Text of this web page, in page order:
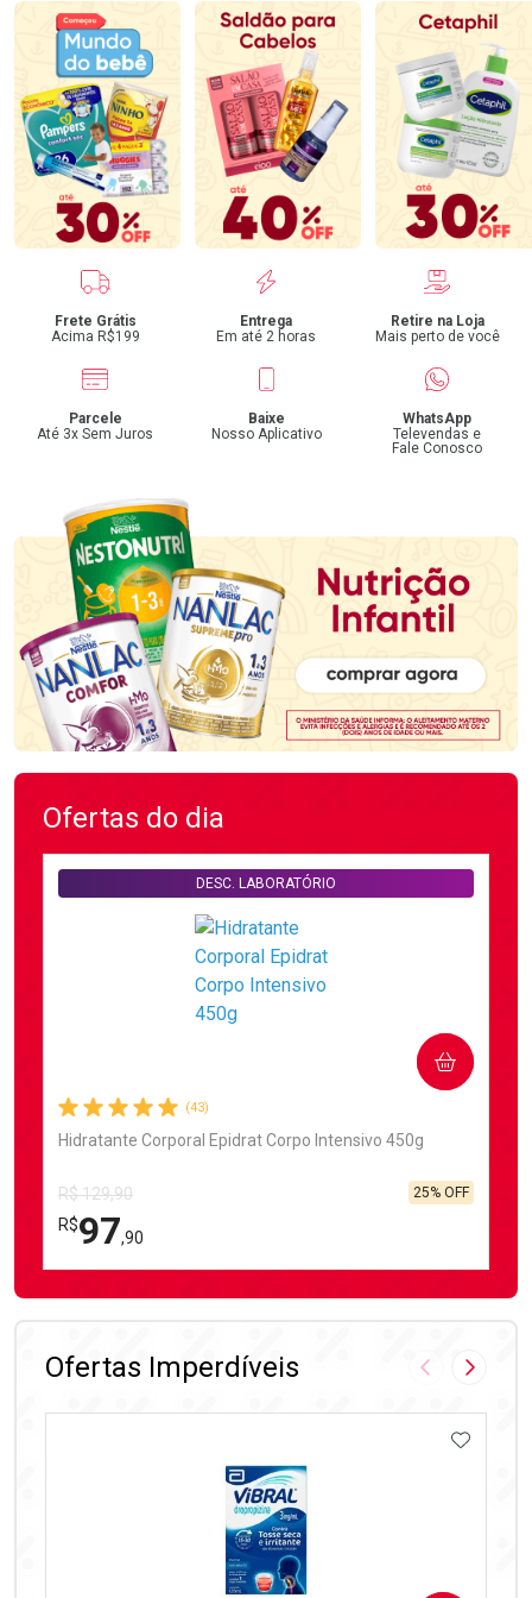
Benefícios
Frete Grátis
Acima R$199
Entrega
Em até 2 horas
Retire na Loja
Mais perto de você
Parcele
Até 3x Sem Juros
Baixe
Nosso Aplicativo
WhatsApp
Televendas e
Fale Conosco
Ofertas do dia
(43)
Hidratante Corporal Epidrat Corpo Intensivo 450g
DESC. LABORATÓRIO
R$ 129,90
R$97,90
25% OFF
COMPRAR
FECHAR
FECHAR
Ofertas Imperdíveis Imagem